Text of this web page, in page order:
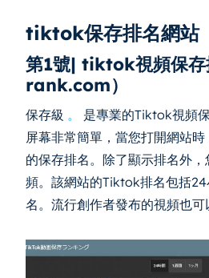
tiktok保存排名網站
第1號| tiktok視頻保
rank.com）
保存級 。 是專業的Tiktok視頻
屏幕非常簡單，當您打開網站
的保存排名。除了顯示排名外
頻。該網站的Tiktok排名包括
名。流行創作者發布的視頻也可